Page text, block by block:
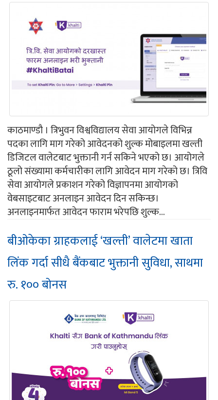
काठमाण्डौ । त्रिभुवन विश्वविद्यालय सेवा आयोगले विभिन्न
पदका लागि माग गरेको आवेदनको शुल्क मोबाइलमा खल्ती
डिजिटल वालेटबाट भुक्तानी गर्न सकिने भएको छ। आयोगले
ठूलो संख्यामा कर्मचारीका लागि आवेदन माग गरेको छ। त्रिवि
सेवा आयोगले प्रकाशन गरेको विज्ञापनमा आयोगको
वेबसाइटबाट अनलाइन आवेदन दिन सकिन्छ।
अनलाइनमार्फत आवेदन फाराम भरेपछि शुल्क...
बीओकेका ग्राहकलाई ‘खल्ती’ वालेटमा खाता
लिंक गर्दा सीधै बैंकबाट भुक्तानी सुविधा, साथमा
रु. १०० बोनस